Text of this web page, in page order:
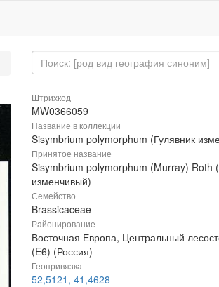
Штрихкод
MW0366059
Название в коллекции
Sisymbrium polymorphum (Гулявник
Принятое название
Sisymbrium polymorphum (Murray) Roth
изменчивый)
Семейство
Brassicaceae
Районирование
Восточная Европа, Центральный
(E6) (Россия)
Геопривязка
52,5121, 41,4628